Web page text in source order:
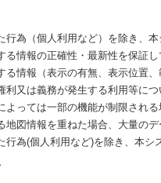
行為（個人利用など）を除き、
る情報の正確性・最新性を保証し
る情報（表示の有無、表示位置
利又は義務が発生する利用等に
よっては一部の機能が制限される
地図情報を重ねた場合、大量の
行為(個人利用など)を除き、本シ